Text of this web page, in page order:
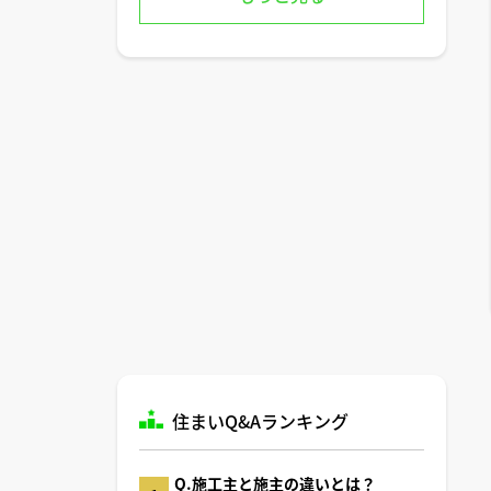
住まいQ&Aランキング
Q.施工主と施主の違いとは？